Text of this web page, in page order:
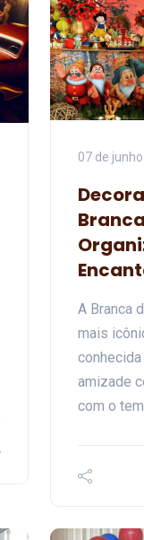
07 de
A Branca
mais
amizade
com o